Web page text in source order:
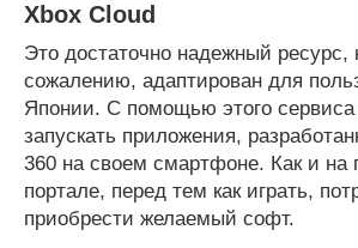
Xbox Cloud
Это достаточно надежный ресурс,
сожалению, адаптирован для
Японии. С помощью этого сервиса
запускать приложения,
360 на своем смартфоне. Как и
портале, перед тем как играть,
приобрести желаемый софт.